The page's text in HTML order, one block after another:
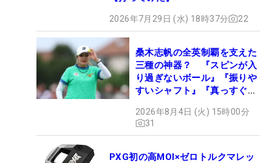
2026年7月29日 (水) 18時37分 22
桑木志帆の全英制覇を支えた
三種の神器？ 『スピンが入
り過ぎないボール』『振りや
すいシャフト』『真っすぐ飛
セッティング
2026年8月4日 (火) 15時00分
31
PXG初の高MOI×ゼロトルクマレッ